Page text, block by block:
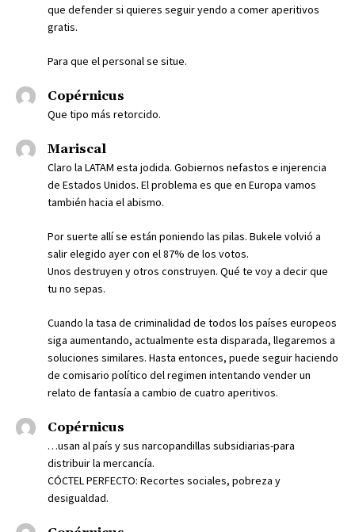
que defender si quieres seguir yendo a comer aperitivos
gratis.
Para que el personal se situe.
Copérnicus
Que tipo más retorcido.
Mariscal
Claro la LATAM esta jodida. Gobiernos nefastos e injerencia
de Estados Unidos. El problema es que en Europa vamos
también hacia el abismo.
Por suerte allí se están poniendo las pilas. Bukele volvió a
salir elegido ayer con el 87% de los votos.
Unos destruyen y otros construyen. Qué te voy a decir que
tu no sepas.
Cuando la tasa de criminalidad de todos los países europeos
siga aumentando, actualmente esta disparada, llegaremos a
soluciones similares. Hasta entonces, puede seguir haciendo
de comisario político del regimen intentando vender un
relato de fantasía a cambio de cuatro aperitivos.
Copérnicus
…usan al país y sus narcopandillas subsidiarias-para
distribuir la mercancía.
CÓCTEL PERFECTO: Recortes sociales, pobreza y
desigualdad.